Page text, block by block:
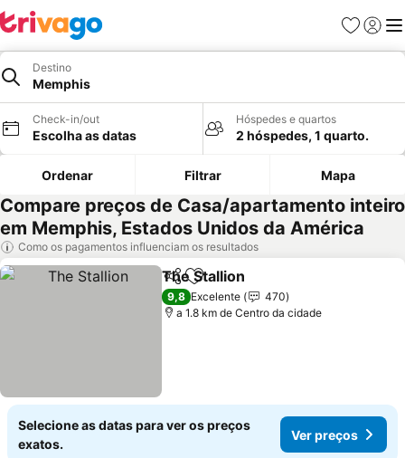
Favoritos
Iniciar
Destino
Memphis
Check-in/out
Escolha as datas
Hóspedes e quartos
2 hóspedes, 1 quarto.
Ordenar Filtrar Mapa
Compare preços de Casa/apartamento inteiro
em Memphis, Estados Unidos da América
Como os pagamentos influenciam os resultados
PartilharAdicionar aos favoritos
The Stallion
9,8 Excelente
470
a 1.8 km de Centro da cidade
Selecione as datas para ver os preços
exatos.
Ver preços